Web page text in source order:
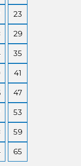
23
29
35
41
47
53
59
65